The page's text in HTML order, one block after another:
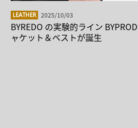
LEATHER 2025/10/03
BYREDO の実験的ライン
ャケット＆ベストが誕生